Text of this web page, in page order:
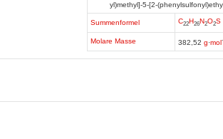
yl)methyl]-5-[2-
Summenformel C22H26N2O2S
Molare Masse 382,52 g·mol